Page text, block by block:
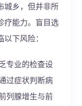
城乡，但并非所
疗能力。盲目选
下风险：
专业的检查设
过症状判断病
列腺增生与前